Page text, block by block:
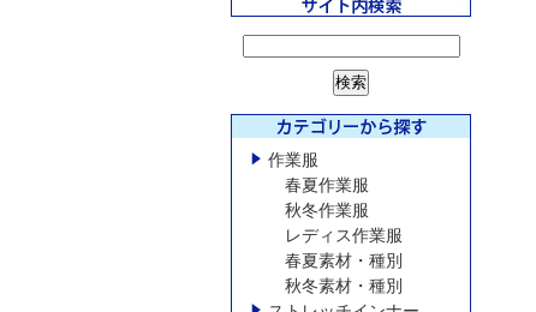
作業服
春夏作業服
秋冬作業服
レディス作業服
春夏素材・種別
秋冬素材・種別